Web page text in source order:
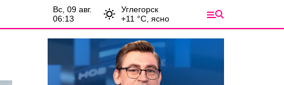
вс, 09 авг.
06:13
Углегорск
+11 °С, ясно